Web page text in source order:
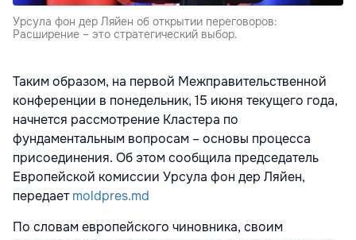
Урсула фон дер Ляйен об открытии переговоров:
Расширение – это стратегический выбор.
Таким образом, на первой Межправительственной
конференции в понедельник, 15 июня текущего года,
начнется рассмотрение Кластера по
фундаментальным вопросам – основы процесса
присоединения. Об этом сообщила председатель
Европейской комиссии Урсула фон дер Ляйен,
передаетmoldpres.md
По словам европейского чиновника, своим